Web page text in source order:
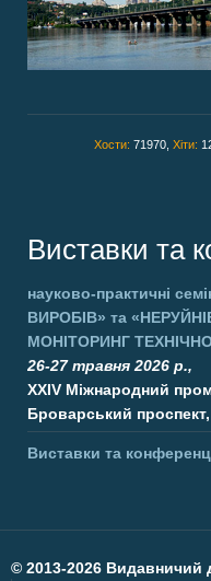
Хости: 71970, Хіти:
Виставки та
науково-практичні
ВИРОБІВ» та
МОНІТОРИНГ
26-27 травня 2026 р.,
XXIV Міжнародний
Броварський
Виставки та
© 2013-2026 Видавничий